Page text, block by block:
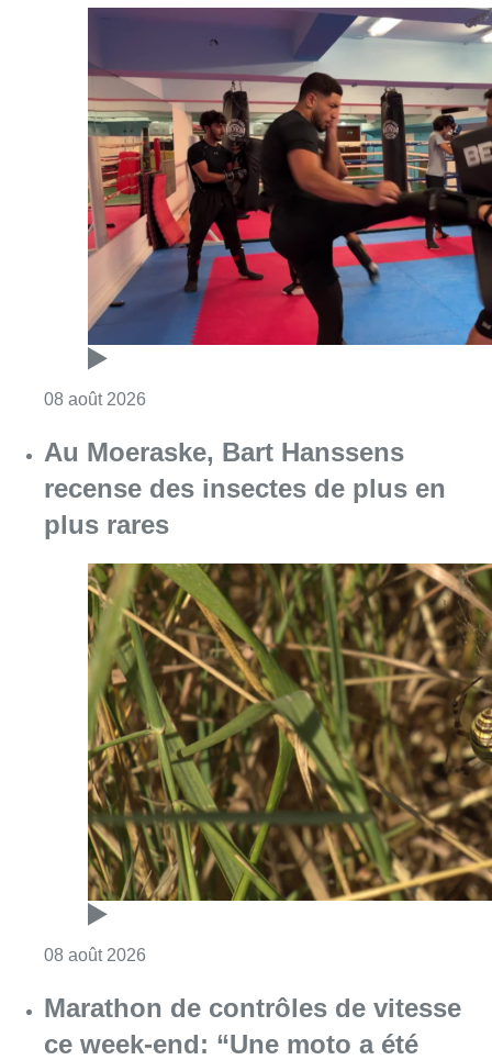
08 août 2026
Au Moeraske, Bart Hanssens
recense des insectes de plus en
plus rares
08 août 2026
Marathon de contrôles de vitesse
ce week-end: “Une moto a été